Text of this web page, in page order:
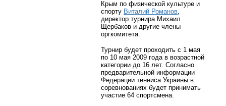
Крым по физической культуре и
спорту Виталий Романов
директор турнира Михаил
Щербаков и другие члены
оргкомитета.
Турнир будет проходить с 1 мая
по 10 мая 2009 года в возрастной
категории до 16 лет. Согласно
предварительной информации
Федерации тенниса Украины в
соревнованиях будет принимать
участие 64 спортсмена.